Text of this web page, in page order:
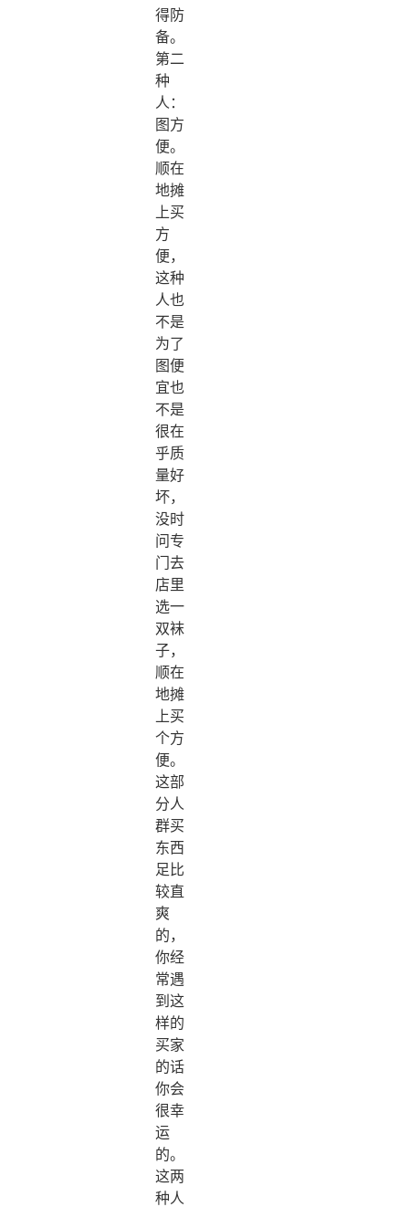
得防
备。
第二
种
人：
图方
便。
顺在
地摊
上买
方
便，
这种
人也
不是
为了
图便
宜也
不是
很在
乎质
量好
坏，
没时
问专
门去
店里
选一
双袜
子，
顺在
地摊
上买
个方
便。
这部
分人
群买
东西
足比
较直
爽
的，
你经
常遇
到这
样的
买家
的话
你会
很幸
运
的。
这两
种人